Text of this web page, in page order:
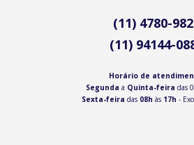
(11) 4780-
(11) 94144-
Horário de
Segunda a Quinta-feira das
Sexta-feira das 08h às 17h -